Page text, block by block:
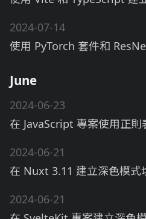
2024-07-14
使用 PyTorch 套件和
June
2024-06-23
在 JavaScript 專案使用正
2024-06-21
在 Nuxt 3.11 建立深色模式
2024-06-21